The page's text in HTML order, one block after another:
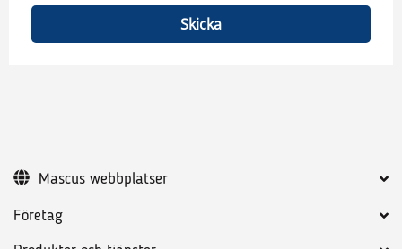
Skicka
Företag
Mascus webbplatser